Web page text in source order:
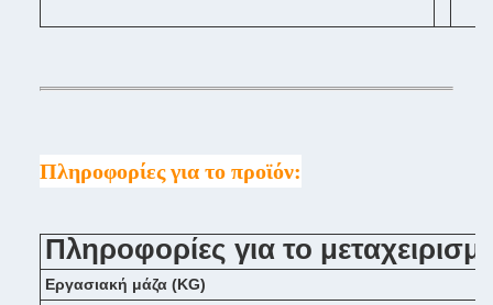
Πληροφορίες για το προϊόν:
Πληροφορίες για το
Εργασιακή μάζα (KG)